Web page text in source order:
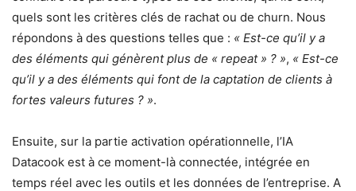
quels sont les critères clés de rachat ou de churn. Nous
répondons à des questions telles que : « Est-ce qu’il y a
des éléments qui génèrent plus de « repeat » ? », « Est-ce
qu’il y a des éléments qui font de la captation de clients à
fortes valeurs futures ? ».
Ensuite, sur la partie activation opérationnelle, l’IA
Datacook est à ce moment-là connectée, intégrée en
temps réel avec les outils et les données de l’entreprise. A